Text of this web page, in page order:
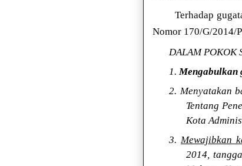
Terhadap
Nomor 170/G/2014/
DALAM POKOK
1.Mengabulkan
2. Menyatakan
Tentang
Kota
3.Mewajibkan
2014,